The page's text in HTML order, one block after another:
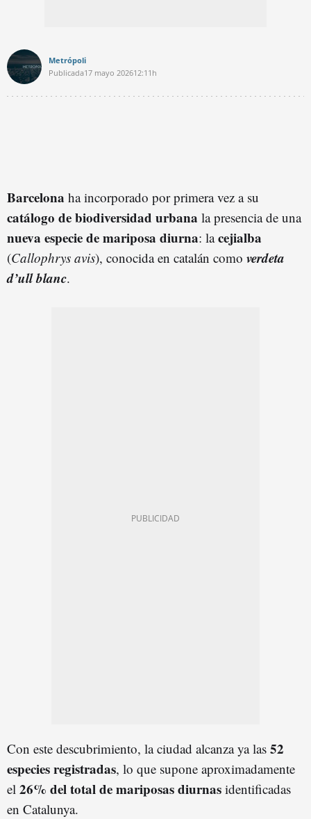
Metrópoli
Publicada17 mayo 202612:11h
Barcelona ha incorporado por primera vez a su
catálogo de biodiversidad urbana la presencia de una
nueva especie de mariposa diurna: lacejialba
(Callophrys avis), conocida en catalán como verdeta
d’ull blanc.
Con este descubrimiento, la ciudad alcanza ya las 52
especies registradas, lo que supone aproximadamente
el 26% del total de mariposas diurnas identificadas
en Catalunya.